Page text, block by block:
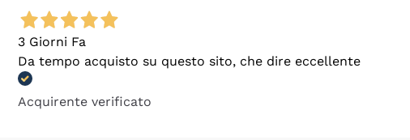
3 Giorni Fa
Da tempo acquisto su questo sito, che dire eccellente
Acquirente verificato